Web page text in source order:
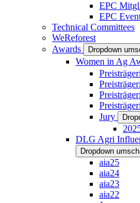
EPC
EPC
Technical Committees
WeReforest
Awards
Dropdown
Women in Ag
Jury
DLG Agri
Dropdown
aia25
aia24
aia23
aia22